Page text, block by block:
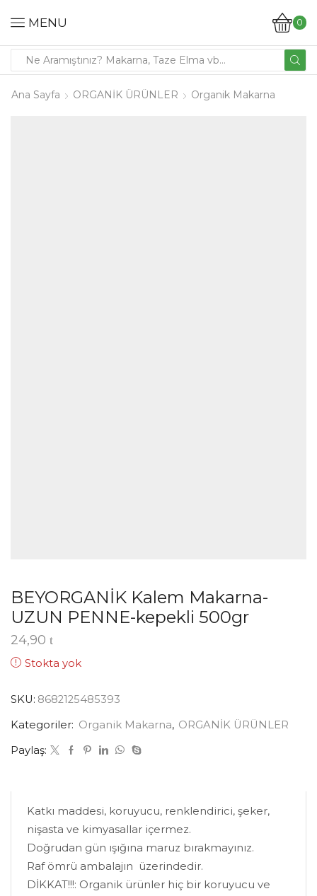
MENU 0
Ana Sayfa ORGANİK ÜRÜNLER Organik Makarna
BEYORGANİK Kalem Makarna-
UZUN PENNE-kepekli 500gr
24,90
Stokta yok
SKU: 8682125485393
Kategoriler: Organik Makarna, ORGANİK ÜRÜNLER
Paylaş:
Katkı maddesi, koruyucu, renklendirici, şeker,
nişasta ve kimyasallar içermez.
Doğrudan gün ışığına maruz bırakmayınız.
Raf ömrü ambalajın üzerindedir.
DİKKAT!!!: Organik ürünler hiç bir koruyucu ve